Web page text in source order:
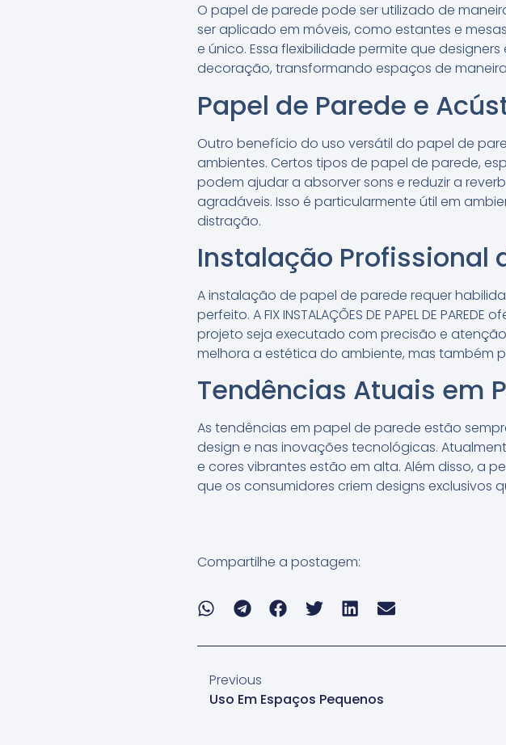
O papel de parede pode ser utilizado de
ser aplicado em móveis, como estantes e
e único. Essa flexibilidade permite que
decoração, transformando espaços de
Papel de Parede e
Outro benefício do uso versátil do papel de
ambientes. Certos tipos de papel de parede,
podem ajudar a absorver sons e reduzir a
agradáveis. Isso é particularmente útil em
distração.
Instalação Profissional
A instalação de papel de parede requer
perfeito. A FIX INSTALAÇÕES DE PAPEL DE
projeto seja executado com precisão e
melhora a estética do ambiente, mas também
Tendências Atuais em
As tendências em papel de parede estão
design e nas inovações tecnológicas.
e cores vibrantes estão em alta. Além disso, a
que os consumidores criem designs exclusivos
Compartilhe a postagem:
Previous
Uso Em Espaços Pequenos